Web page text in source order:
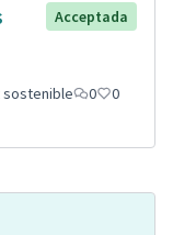
Acceptada
sostenible
0
0